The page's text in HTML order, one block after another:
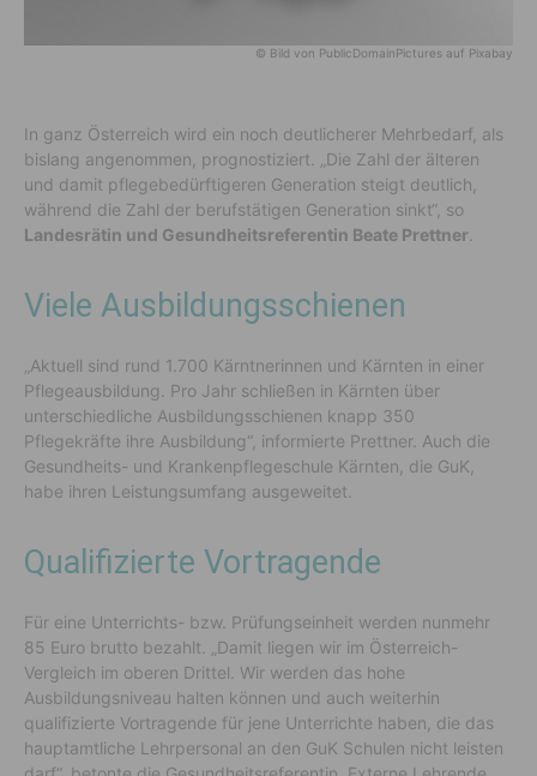
© Bild von PublicDomainPictures auf Pixabay
In ganz Österreich wird ein noch deutlicherer Mehrbedarf, als
bislang angenommen, prognostiziert. „Die Zahl der älteren
und damit pflegebedürftigeren Generation steigt deutlich,
während die Zahl der berufstätigen Generation sinkt“, so
Landesrätin und Gesundheitsreferentin Beate Prettner
Viele Ausbildungsschienen
„Aktuell sind rund 1.700 Kärntnerinnen und Kärnten in einer
Pflegeausbildung. Pro Jahr schließen in Kärnten über
unterschiedliche Ausbildungsschienen knapp 350
Pflegekräfte ihre Ausbildung“, informierte Prettner. Auch die
Gesundheits- und Krankenpflegeschule Kärnten, die GuK,
habe ihren Leistungsumfang ausgeweitet.
Qualifizierte Vortragende
Für eine Unterrichts- bzw. Prüfungseinheit werden nunmehr
85 Euro brutto bezahlt. „Damit liegen wir im Österreich-
Vergleich im oberen Drittel. Wir werden das hohe
Ausbildungsniveau halten können und auch weiterhin
qualifizierte Vortragende für jene Unterrichte haben, die das
hauptamtliche Lehrpersonal an den GuK Schulen nicht leisten